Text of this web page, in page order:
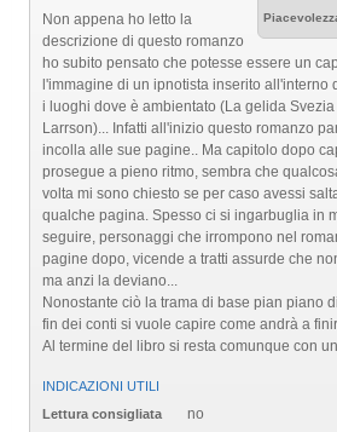
Non appena ho letto la
descrizione di questo romanzo
ho subito pensato che potesse essere un
l'immagine di un ipnotista inserito all'interno
i luoghi dove è ambientato (La gelida
Larrson)... Infatti all'inizio questo romanzo
incolla alle sue pagine.. Ma capitolo dopo
prosegue a pieno ritmo, sembra che
volta mi sono chiesto se per caso avessi
qualche pagina. Spesso ci si ingarbuglia in
seguire, personaggi che irrompono nel
pagine dopo, vicende a tratti assurde che
ma anzi la deviano...
Nonostante ciò la trama di base pian piano
fin dei conti si vuole capire come andrà a
Al termine del libro si resta comunque con
INDICAZIONI UTILI
Lettura consigliata
no